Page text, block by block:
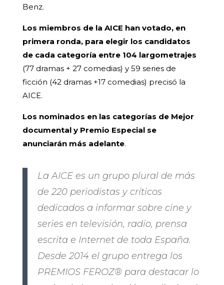
Benz.
Los miembros de la AICE han votado, en
primera ronda, para elegir los candidatos
de cada categoría entre 104 largometrajes
(77 dramas + 27 comedias) y 59 series de
ficción (42 dramas +17 comedias) precisó la
AICE.
Los nominados en las categorías de Mejor
documental y Premio Especial se
anunciarán más adelante.
La AICE es un grupo plural de más
de 220 periodistas y críticos
dedicados a informar sobre cine y
series en televisión, radio, prensa
escrita e Internet de toda España.
Desde 2014 el grupo entrega los
PREMIOS FEROZ® para destacar lo